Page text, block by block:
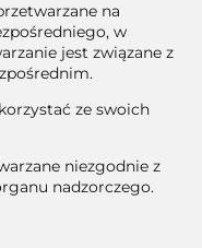
na
w
jest związane z
ze swoich
niezgodnie z
nadzorczego.